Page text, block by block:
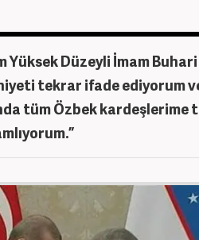
Düzeyli İmam Buhari
tekrar ifade ediyorum
tüm Özbek kardeşlerime